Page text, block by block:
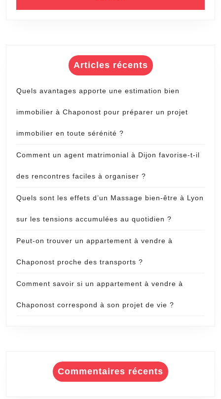
Articles récents
Quels avantages apporte une estimation bien
immobilier à Chaponost pour préparer un projet
immobilier en toute sérénité ?
Comment un agent matrimonial à Dijon favorise-t-il
des rencontres faciles à organiser ?
Quels sont les effets d’un Massage bien-être à Lyon
sur les tensions accumulées au quotidien ?
Peut-on trouver un appartement à vendre à
Chaponost proche des transports ?
Comment savoir si un appartement à vendre à
Chaponost correspond à son projet de vie ?
Commentaires récents